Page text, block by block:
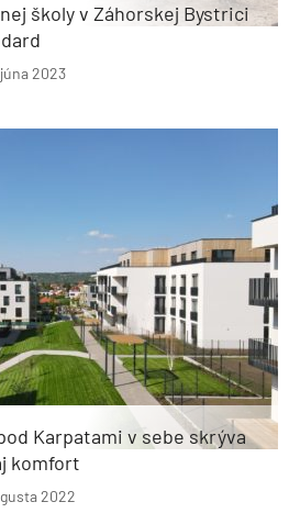
školy v Záhorskej Bystrici
2023
Karpatami v sebe skrýva
komfort
2022